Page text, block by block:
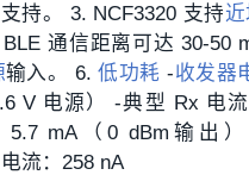
持。 3. NCF3320 支持
通信距离可达 30-50
输入。 6.低功耗 -收发器
V 电源） -典型 Rx 电
5.7 mA（0 dBm输出
电流：258 nA